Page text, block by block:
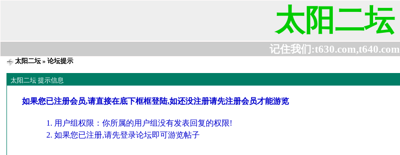
太阳二坛
记住我们:t630.com,t640.com
太阳二坛» 论坛提示
太阳二坛 提示信息
如果您已注册会员,请直接在底下框框登陆,如还没注册请先注册会员才能游览
用户组权限：你所属的用户组没有发表回复的权限!
如果您已注册,请先登录论坛即可游览帖子